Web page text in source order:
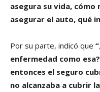
asegura su vida, cómo
asegurar el auto, qué
Por su parte, indicó que
enfermedad como
entonces el seguro
no alcanzaba a cubrir